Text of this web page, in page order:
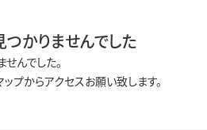
記念図書館
ジネスコース
部経営学科
らのメッセージ
活動・学友会
学生の声
創生研究所
・転入学制度
かりませんでした
んでした。
プからアクセスお願い致します。